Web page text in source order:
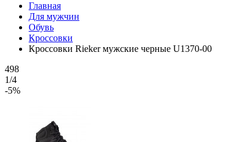
Главная
Для мужчин
Обувь
Кроссовки
Кроссовки Rieker мужские черные U1370-00
498
1/4
-5%